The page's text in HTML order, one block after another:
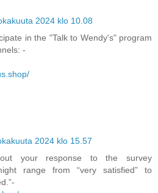
2024 klo 10.08
in the "Talk to Wendy's" program
-
2024 klo 15.57
your response to the survey
range from “very satisfied” to